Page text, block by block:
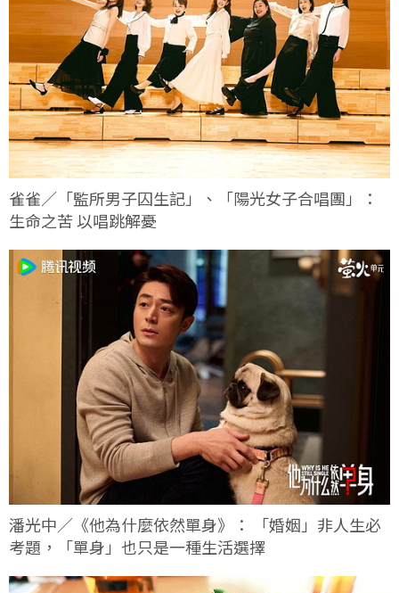
雀雀／「監所男子囚生記」、「陽光女子合唱團」：
生命之苦 以唱跳解憂
潘光中／《他為什麼依然單身》： 「婚姻」非人生必
考題，「單身」也只是一種生活選擇